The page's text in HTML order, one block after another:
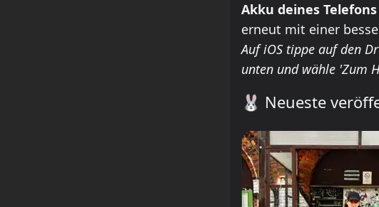
Akku deines
erneut mit einer
Auf iOS tippe auf den
unten und wähle 'Zum
🐰 Neueste